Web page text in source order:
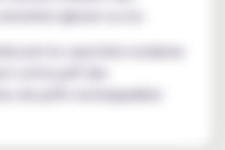
glacee ou ice.
le caractère moderne
cette puff des
de puffs rechargeables